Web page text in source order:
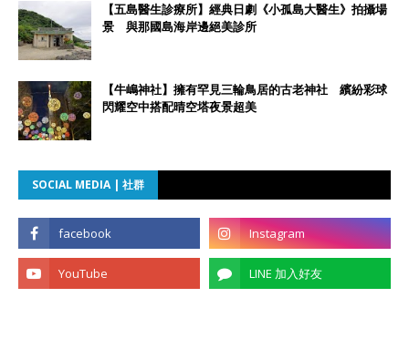
【五島醫生診療所】經典日劇《小孤島大醫生》拍攝場
景 與那國島海岸邊絕美診所
【牛嶋神社】擁有罕見三輪鳥居的古老神社 繽紛彩球
閃耀空中搭配晴空塔夜景超美
SOCIAL MEDIA | 社群